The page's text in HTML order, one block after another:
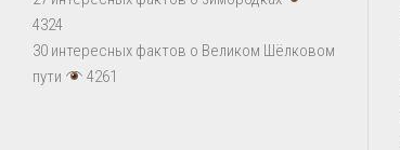
4324
30 интересных фактов о Великом Шёлковом
пути
4261